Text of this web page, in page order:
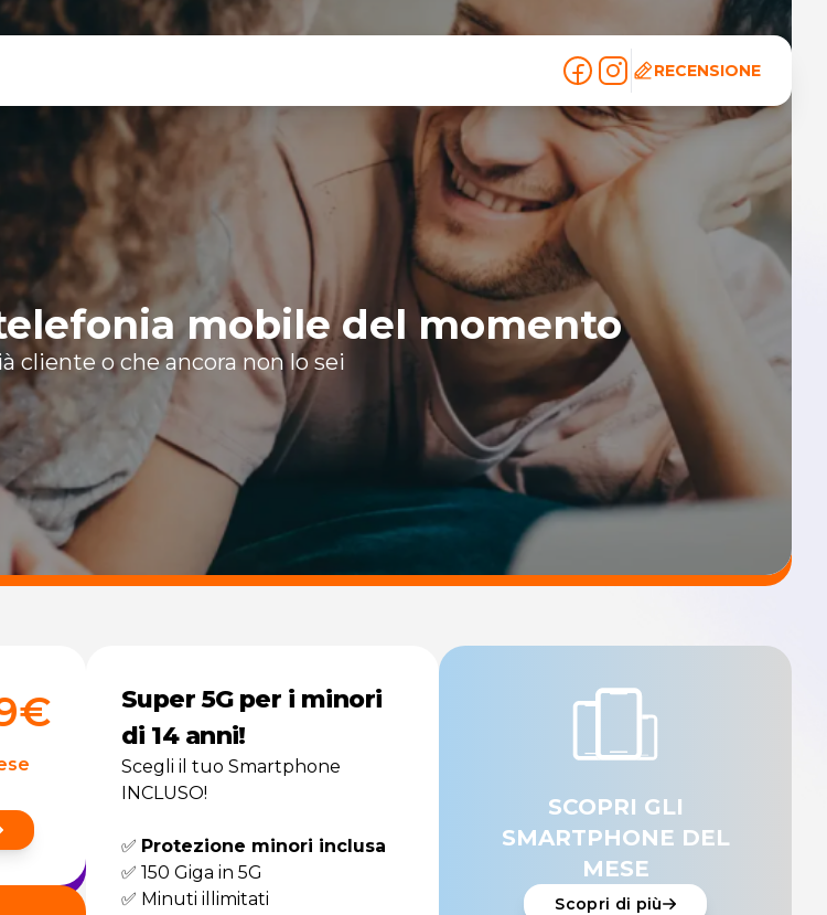
RECENSIONE
mobile del momento
cliente o che ancora non lo sei
€
Super 5G per i minori
di 14 anni!
Scegli il tuo Smartphone
INCLUSO!
✅ Protezione minori inclusa
✅ 150 Giga in 5G
✅ Minuti illimitati
SCOPRI GLI
SMARTPHONE DEL
MESE
Scopri di più